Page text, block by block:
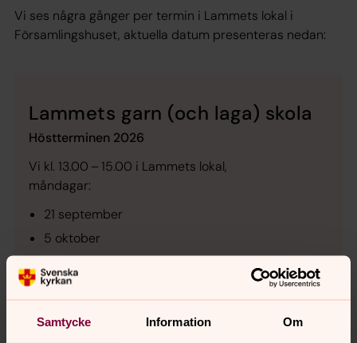
Samtycke Information Om
Vi ses några gånger per termin i Lammets lokal i
Församlingshuset, aktuella datum presenteras nedan:
Lammets garn (och laga) skola
Höstterminen 2026
Vi kl. 13.00 – 15.00 i Lammets lokal,
måndagar:
21 september
5 oktober
19 oktober
2 november
30 november